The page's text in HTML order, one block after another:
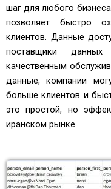
шаг для любого
позволяет быстро
клиентов. Данные
поставщики
качественным
данные, компании
больше клиентов и
это простой, но
иранском рынке.